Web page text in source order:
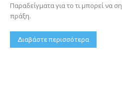
Παραδείγματα για το τι μπορεί να
πράξη.
Διαβάστε περισσότερα